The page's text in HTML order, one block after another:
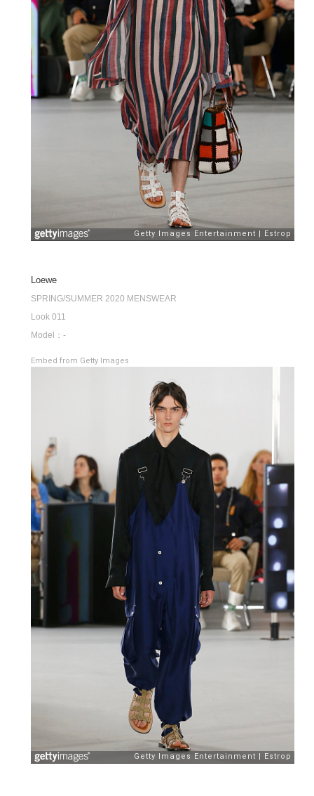
Loewe
SPRING/SUMMER 2020 MENSWEAR
Look 011
Model：-
Embed from Getty Images